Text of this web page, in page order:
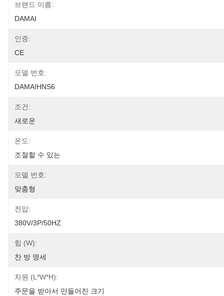
브랜드 이름:
DAMAI
인증:
CE
모델 번호:
DAMAIHNS6
조건:
새로운
온도:
조절할 수 있는
모델 번호:
맞춤형
전압:
380V/3P/50HZ
힘 (W):
찬 방 명세
차원 (L*W*H):
주문을 받아서 만들어진 크기